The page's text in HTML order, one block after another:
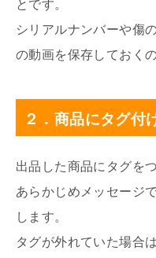
とです。
シリアルナンバーや傷
の動画を保存しておく
２．商品にタグ付
出品した商品にタグを
あらかじめメッセージ
します。
タグが外れていた場合